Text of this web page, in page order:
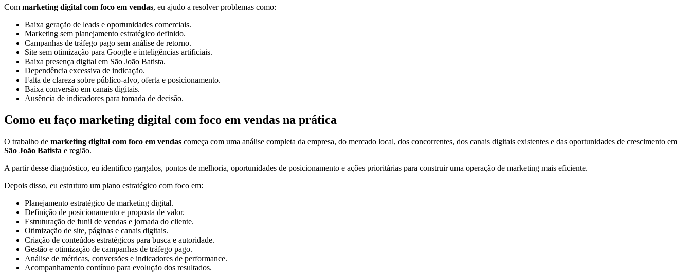
Com marketing digital com foco em vendas, eu ajudo a resolver problemas como:
Baixa geração de leads e oportunidades comerciais.
Marketing sem planejamento estratégico definido.
Campanhas de tráfego pago sem análise de retorno.
Site sem otimização para Google e inteligências artificiais.
Baixa presença digital em São João Batista.
Dependência excessiva de indicação.
Falta de clareza sobre público-alvo, oferta e posicionamento.
Baixa conversão em canais digitais.
Ausência de indicadores para tomada de decisão.
Como eu faço marketing digital com foco em vendas na prática
O trabalho de marketing digital com foco em vendas começa com uma análise completa da empresa, do mercado local, dos concorrentes, dos canais digitais existentes e das oportunidades de crescimento em
São João Batista e região.
A partir desse diagnóstico, eu identifico gargalos, pontos de melhoria, oportunidades de posicionamento e ações prioritárias para construir uma operação de marketing mais eficiente.
Depois disso, eu estruturo um plano estratégico com foco em:
Planejamento estratégico de marketing digital.
Definição de posicionamento e proposta de valor.
Estruturação de funil de vendas e jornada do cliente.
Otimização de site, páginas e canais digitais.
Criação de conteúdos estratégicos para busca e autoridade.
Gestão e otimização de campanhas de tráfego pago.
Análise de métricas, conversões e indicadores de performance.
Acompanhamento contínuo para evolução dos resultados.